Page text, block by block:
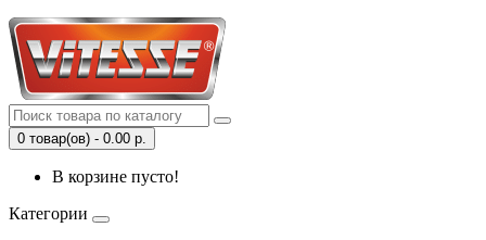
0 товар(ов) - 0.00 р.
В корзине пусто!
Категории